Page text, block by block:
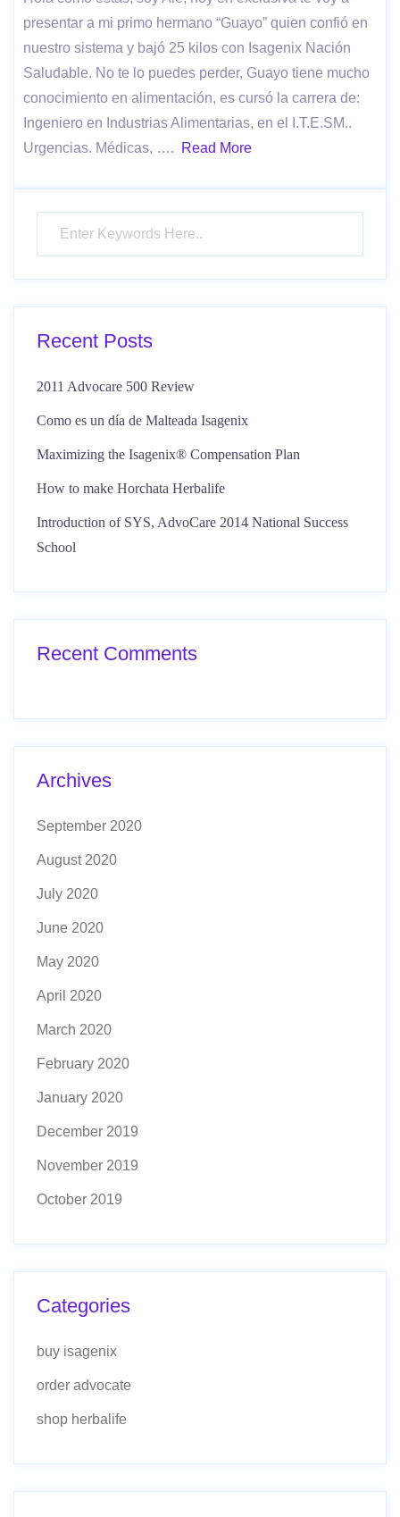
presentar a mi primo hermano “Guayo” quien confió en
nuestro sistema y bajó 25 kilos con Isagenix Nación
Saludable. No te lo puedes perder, Guayo tiene mucho
conocimiento en alimentación, es cursó la carrera de:
Ingeniero en Industrias Alimentarias, en el I.T.E.SM..
Urgencias. Médicas, ….
Read More
Recent Posts
2011 Advocare 500 Review
Como es un día de Malteada Isagenix
Maximizing the Isagenix® Compensation Plan
How to make Horchata Herbalife
Introduction of SYS, AdvoCare 2014 National Success
School
Recent Comments
Archives
September 2020
August 2020
July 2020
June 2020
May 2020
April 2020
March 2020
February 2020
January 2020
December 2019
November 2019
October 2019
Categories
buy isagenix
order advocate
shop herbalife